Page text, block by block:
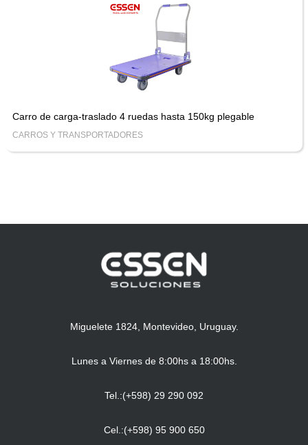
Carro de carga-traslado 4 ruedas hasta 150kg plegable
CARROS Y TRANSPORTADORES
Miguelete 1824, Montevideo, Uruguay.
Lunes a Viernes de 8:00hs a 18:00hs.
Tel.:(+598) 29 290 092
Cel.:(+598) 95 900 650